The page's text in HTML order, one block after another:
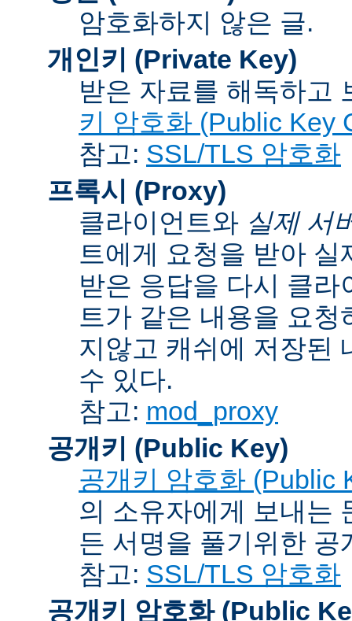
암호화하지 않은 글.
개인키 (Private Key)
받은 자료를 해독하고
키 암호화 (Public Key
참고: SSL/TLS 암호화
프록시 (Proxy)
클라이언트와 실제 서
트에게 요청을 받아
받은 응답을 다시 클
트가 같은 내용을 요
지않고 캐쉬에 저장된
수 있다.
참고: mod_proxy
공개키 (Public Key)
공개키 암호화 (Public
의 소유자에게 보내는
든 서명을 풀기위한 공
참고: SSL/TLS 암호화
공개키 암호화 (Public